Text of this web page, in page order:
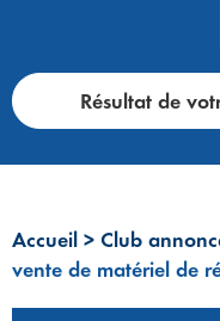
Résultat de
Accueil > Club
vente de matériel de